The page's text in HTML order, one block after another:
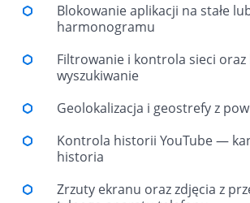
Blokowanie aplikacji na stałe
harmonogramu
Filtrowanie i kontrola sieci oraz
wyszukiwanie
Geolokalizacja i geostrefy z
Kontrola historii YouTube —
historia
Zrzuty ekranu oraz zdjęcia z